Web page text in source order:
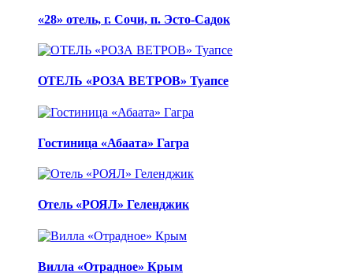
«28» отель, г. Сочи, п. Эсто-Садок
ОТЕЛЬ «РОЗА ВЕТРОВ» Туапсе
Гостиница «Абаата» Гагра
Отель «РОЯЛ» Геленджик
Вилла «Отрадное» Крым